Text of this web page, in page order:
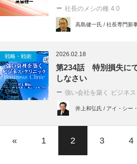
社長のメシの種 4.0
高島健一氏 / 社長専門新
戦略・戦術 2026.02.18
第234話 特別損失に
しなさい
強い会社を築く ビジネ
井上和弘氏 / アイ・シー
« 1 2 3 4